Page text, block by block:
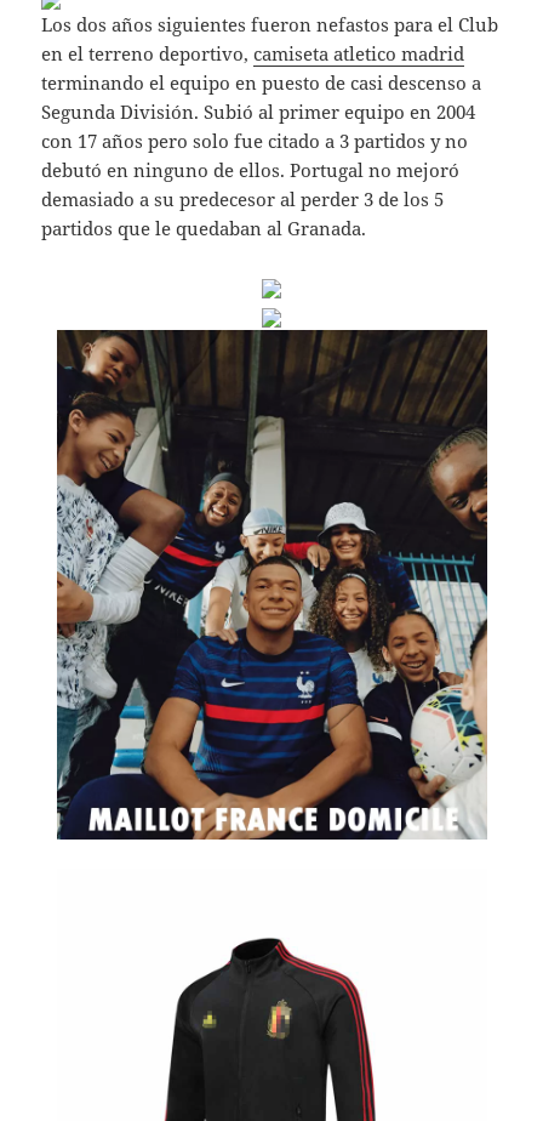
Los dos años siguientes fueron nefastos para el Club
en el terreno deportivo,camiseta atletico madrid
terminando el equipo en puesto de casi descenso a
Segunda División. Subió al primer equipo en 2004
con 17 años pero solo fue citado a 3 partidos y no
debutó en ninguno de ellos. Portugal no mejoró
demasiado a su predecesor al perder 3 de los 5
partidos que le quedaban al Granada.